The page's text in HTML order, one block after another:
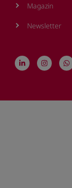
Magazin
Newsletter